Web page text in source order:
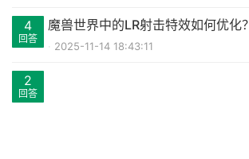
4
回答
魔兽世界中的LR射击特效如何优化？
2025-11-14 18:43:11
2
回答